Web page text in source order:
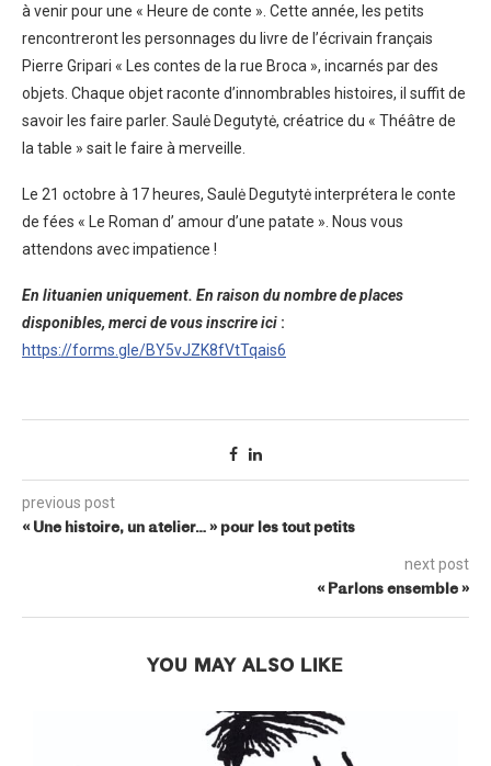
à venir pour une « Heure de conte ». Cette année, les petits
rencontreront les personnages du livre de l’écrivain français
Pierre Gripari « Les contes de la rue Broca », incarnés par des
objets. Chaque objet raconte d’innombrables histoires, il suffit de
savoir les faire parler. Saulė Degutytė, créatrice du « Théâtre de
la table » sait le faire à merveille.
Le 21 octobre à 17 heures, Saulė Degutytė interprétera le conte
de fées « Le Roman d’ amour d’une patate ». Nous vous
attendons avec impatience !
En lituanien uniquement. En raison du nombre de places
disponibles, merci de vous inscrire ici :
https://forms.gle/BY5vJZK8fVtTqais6
previous post
« Une histoire, un atelier… » pour les tout petits
next post
« Parlons ensemble »
YOU MAY ALSO LIKE